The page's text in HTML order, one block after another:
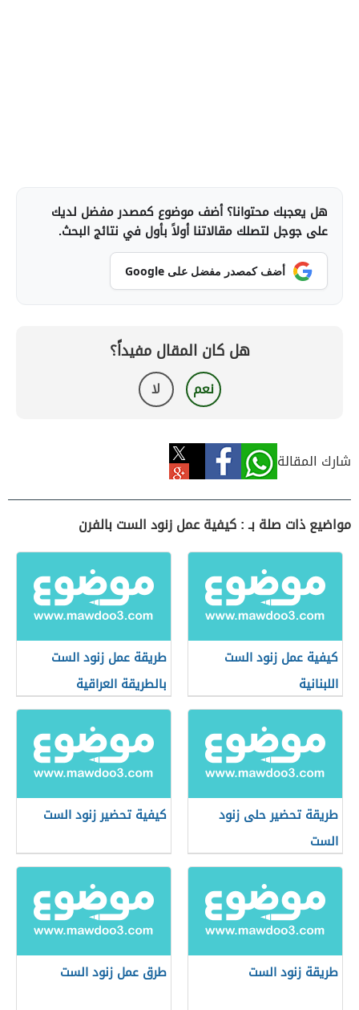
هل يعجبك محتوانا؟ أضف موضوع كمصدر مفضل لديك
على جوجل لتصلك مقالاتنا أولاً بأول في نتائج البحث.
أضف كمصدر مفضل على Google
هل كان المقال مفيداً؟
نعم لا
شارك المقالة
مواضيع ذات صلة بـ : كيفية عمل زنود الست بالفرن
كيفية عمل زنود الست
اللبنانية
طريقة عمل زنود الست
بالطريقة العراقية
طريقة تحضير حلى زنود
الست
كيفية تحضير زنود الست
طريقة زنود الست طرق عمل زنود الست